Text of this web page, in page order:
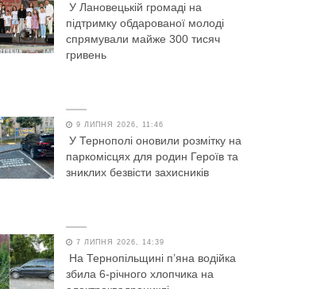
У Лановецькій громаді на
підтримку обдарованої молоді
спрямували майже 300 тисяч
гривень
9 ЛИПНЯ 2026, 11:46
У Тернополі оновили розмітку на
паркомісцях для родин Героїв та
зниклих безвісти захисників
7 ЛИПНЯ 2026, 14:39
На Тернопільщині п’яна водійка
збила 6-річного хлопчика на